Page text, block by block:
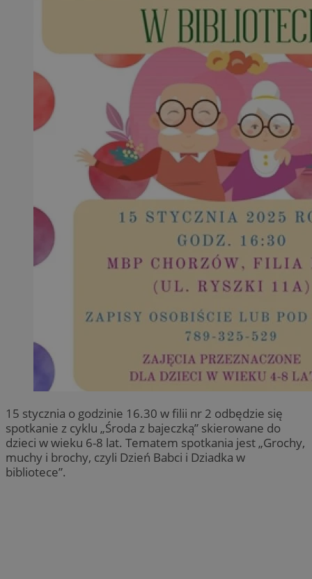
15 stycznia o godzinie 16.30 w filii nr 2 odbędzie się
spotkanie z cyklu „Środa z bajeczką” skierowane do
dzieci w wieku 6-8 lat. Tematem spotkania jest „Grochy,
muchy i brochy, czyli Dzień Babci i Dziadka w
bibliotece”.